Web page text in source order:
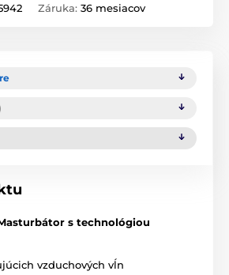
Záruka: 36 mesiacov
s technológiou
vzduchových vĺn